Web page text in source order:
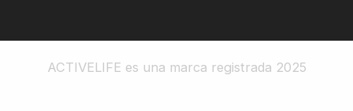
ACTIVELIFE es una marca registrada 2025